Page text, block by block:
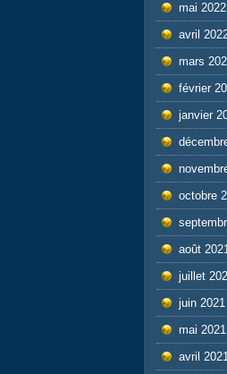
mai 2022
avril
mars
février
janvier
octobre
août
juillet
juin 2021
mai 2021
avril